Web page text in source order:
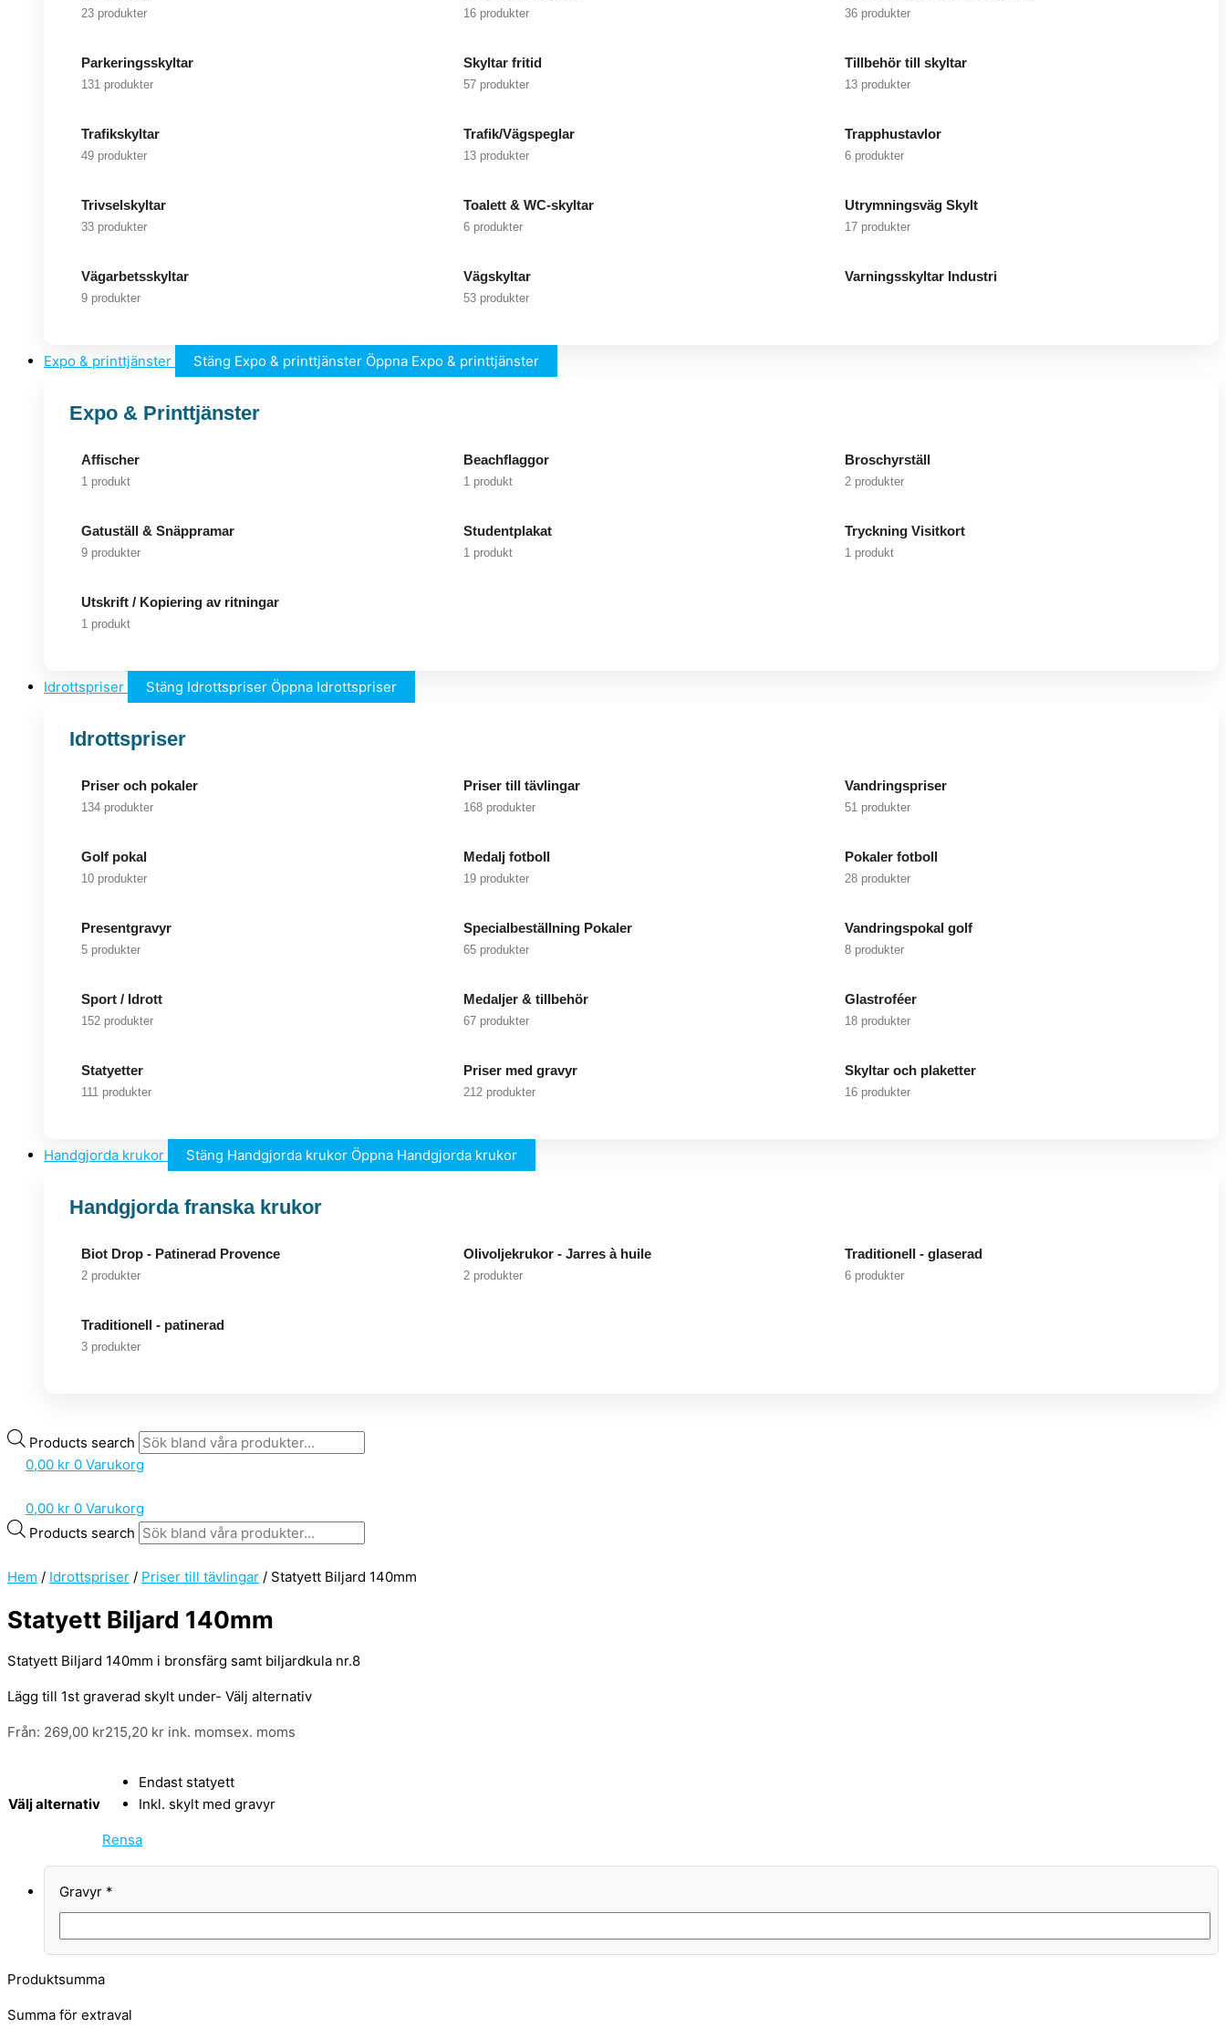
23 produkter 16 produkter 36 produkter
Parkeringsskyltar
131 produkter
Skyltar fritid
57 produkter
Tillbehör till skyltar
13 produkter
Trafikskyltar
49 produkter
Trafik/Vägspeglar
13 produkter
Trapphustavlor
6 produkter
Trivselskyltar
33 produkter
Toalett & WC-skyltar
6 produkter
Utrymningsväg Skylt
17 produkter
Vägarbetsskyltar
9 produkter
Vägskyltar
53 produkter
Varningsskyltar Industri
Expo & printtjänster Stäng Expo & printtjänster Öppna Expo & printtjänster
Expo & Printtjänster
Affischer
1 produkt
Beachflaggor
1 produkt
Broschyrställ
2 produkter
Gatuställ & Snäppramar
9 produkter
Studentplakat
1 produkt
Tryckning Visitkort
1 produkt
Utskrift / Kopiering av ritningar
1 produkt
Idrottspriser Stäng Idrottspriser Öppna Idrottspriser
Idrottspriser
Priser och pokaler
134 produkter
Priser till tävlingar
168 produkter
Vandringspriser
51 produkter
Golf pokal
10 produkter
Medalj fotboll
19 produkter
Pokaler fotboll
28 produkter
Presentgravyr
5 produkter
Specialbeställning Pokaler
65 produkter
Vandringspokal golf
8 produkter
Sport / Idrott
152 produkter
Medaljer & tillbehör
67 produkter
Glastroféer
18 produkter
Statyetter
111 produkter
Priser med gravyr
212 produkter
Skyltar och plaketter
16 produkter
Handgjorda krukor Stäng Handgjorda krukor Öppna Handgjorda krukor
Handgjorda franska krukor
Biot Drop - Patinerad Provence
2 produkter
Olivoljekrukor - Jarres à huile
2 produkter
Traditionell - glaserad
6 produkter
Traditionell - patinerad
3 produkter
Products search
0,00 kr 0 Varukorg
0,00 kr 0 Varukorg
Products search
Hem / Idrottspriser / Priser till tävlingar / Statyett Biljard 140mm
Statyett Biljard 140mm
Statyett Biljard 140mm i bronsfärg samt biljardkula nr.8
Lägg till 1st graverad skylt under- Välj alternativ
Från: 269,00 kr215,20 kr ink. momsex. moms
Välj alternativ
Endast statyett
Inkl. skylt med gravyr
Rensa
Gravyr *
Produktsumma
Summa för extraval